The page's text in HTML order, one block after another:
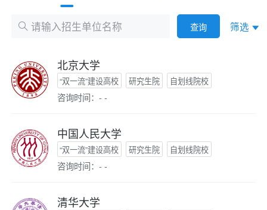
查询 筛选
北京大学
“双一流”建设高校 研究生院 自划线院校
咨询时间：- -
中国人民大学
“双一流”建设高校 研究生院 自划线院校
咨询时间：- -
清华大学